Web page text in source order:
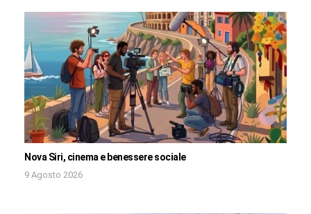
Nova Siri, cinema e benessere sociale
9 Agosto 2026